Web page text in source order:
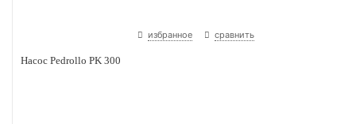
избранное сравнить
Насос Pedrollo PK 300